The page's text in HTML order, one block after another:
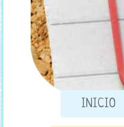
INICIO